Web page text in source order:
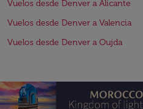
Vuelos desde Denver a Alicante
Vuelos desde Denver a Valencia
Vuelos desde Denver a Oujda